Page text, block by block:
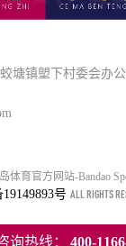
塘镇塱下村委会办
体育官方网站-Bandao
号 ALL RIGHTS
询热线： 400-